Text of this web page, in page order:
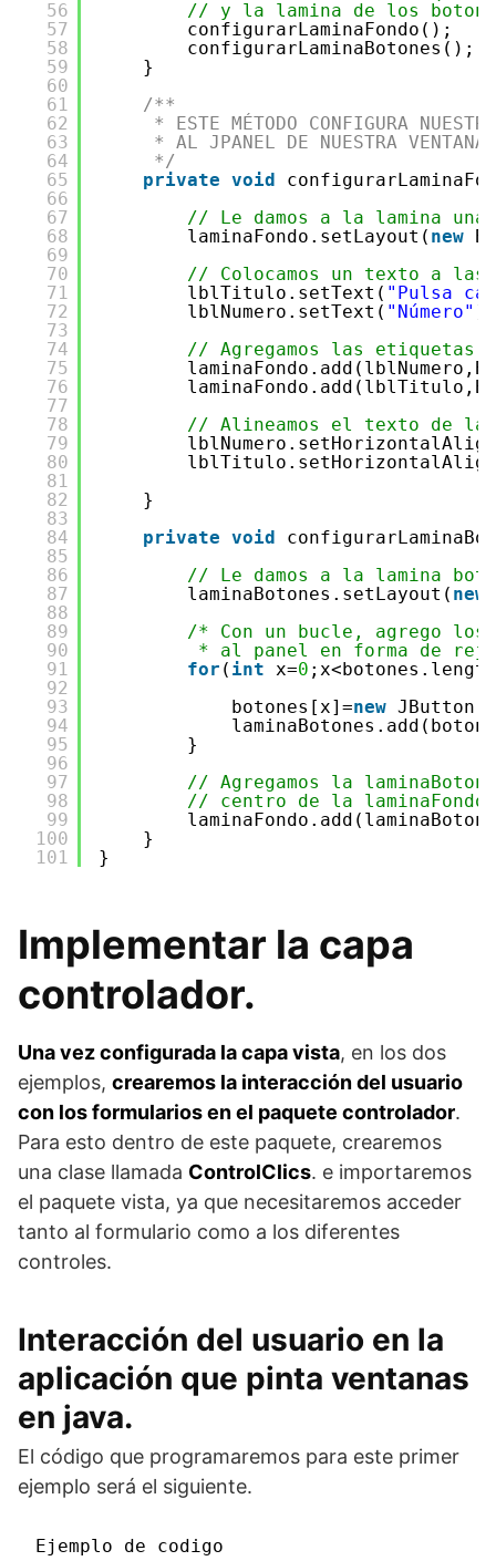
56
57
58
59
60
61
62
63
64
65
66
67
68
69
70
71
72
73
74
75
76
77
78
79
80
81
82
83
84
85
86
87
88
89
90
91
92
93
94
95
96
97
98
99
100
101
// y la lamina de los
configurarLaminaFondo();
}
/**
* ESTE MÉTODO CONFIGURA
* AL JPANEL DE NUESTRA VENTANA
*/
private void
// Le damos a la lamina
laminaFondo.setLayout( new
// Colocamos un texto a las
lblTitulo.setText( "Pulsa
lblNumero.setText( "Número"
// Agregamos las
// Alineamos el texto de
}
private void
// Le damos a la lamina
laminaBotones.setLayout( new
/* Con un bucle, agrego
* al panel en forma de
for ( int x=0
botones[x]=new JButton(
}
// Agregamos la
// centro de la laminaFondo
}
}
Implementar la capa
controlador.
Una vez configurada la capa vista, en los dos
ejemplos, crearemos la interacción del usuario
con los formularios en el paquete controlador.
Para esto dentro de este paquete, crearemos
una clase llamada ControlClics. e importaremos
el paquete vista, ya que necesitaremos acceder
tanto al formulario como a los diferentes
controles.
Interacción del usuario en la
aplicación que pinta ventanas
en java.
El código que programaremos para este primer
ejemplo será el siguiente.
Ejemplo de codigo